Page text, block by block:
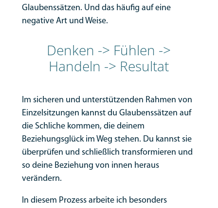
Glaubenssätzen. Und das häufig auf eine
negative Art und Weise.
Denken -> Fühlen ->
Handeln -> Resultat
Im sicheren und unterstützenden Rahmen von
Einzelsitzungen kannst du Glaubenssätzen auf
die Schliche kommen, die deinem
Beziehungsglück im Weg stehen. Du kannst sie
überprüfen und schließlich transformieren und
so deine Beziehung von innen heraus
verändern.
In diesem Prozess arbeite ich besonders